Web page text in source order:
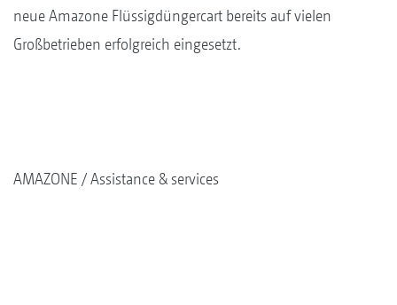
neue Amazone Flüssigdüngercart bereits auf vielen
Großbetrieben erfolgreich eingesetzt.
AMAZONE Assistance & services